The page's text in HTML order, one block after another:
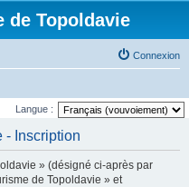
de Topoldavie
Connexion
Langue :
- Inscription
» (désigné ci-après par
de Topoldavie » et